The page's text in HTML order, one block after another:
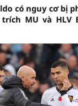
có nguy cơ bị
MU và HLV